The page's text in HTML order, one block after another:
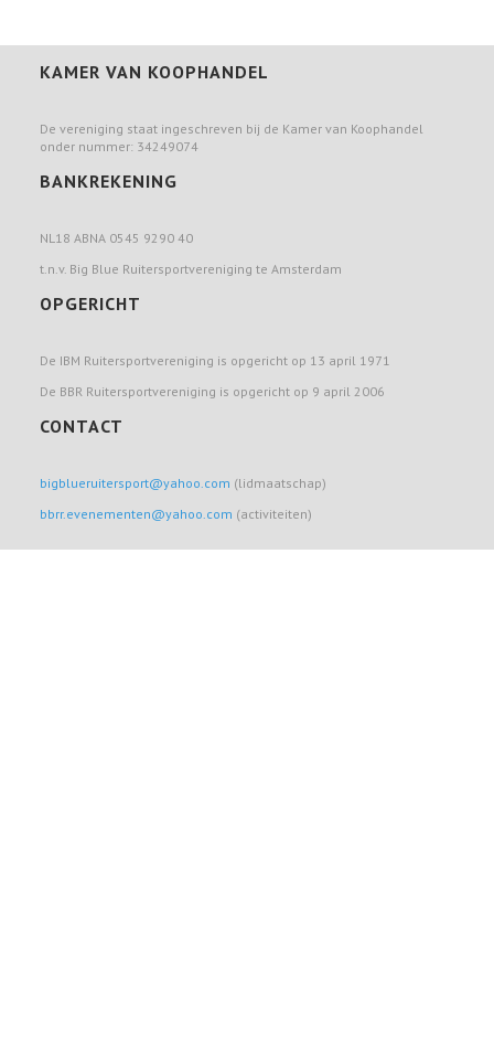
KAMER VAN KOOPHANDEL
De vereniging staat ingeschreven bij de Kamer van Koophandel
onder nummer: 34249074
BANKREKENING
NL18 ABNA 0545 9290 40
t.n.v. Big Blue Ruitersportvereniging te Amsterdam
OPGERICHT
De IBM Ruitersportvereniging is opgericht op 13 april 1971
De BBR Ruitersportvereniging is opgericht op 9 april 2006
CONTACT
bigblueruitersport@yahoo.com (lidmaatschap)
bbrr.evenementen@yahoo.com (activiteiten)